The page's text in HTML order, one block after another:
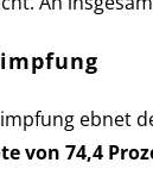
ebnet
von 74,4